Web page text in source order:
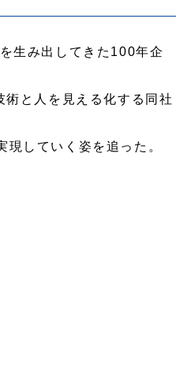
生み出してきた100年企
と人を見える化する同社
していく姿を追った。